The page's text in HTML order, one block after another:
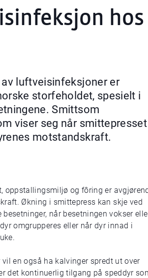
hos
luftveisinfeksjoner er
storfeholdet, spesielt i
Smittsom
viser seg når smittepresset
motstandskraft.
oppstallingsmiljø og fôring er
Økning i smittepress kan skje ved
når besetningen vokser
omgrupperes eller når dyr innad i
vil en også ha kalvinger spredt ut over
det kontinuerlig tilgang på speddyr